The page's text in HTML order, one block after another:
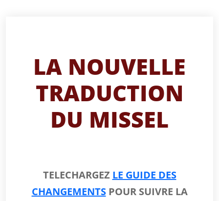
LA NOUVELLE
TRADUCTION
DU MISSEL
TELECHARGEZ LE GUIDE DES
CHANGEMENTSPOUR SUIVRE LA